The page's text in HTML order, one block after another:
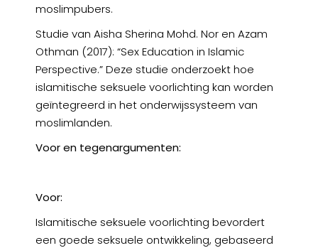
moslimpubers.
Studie van Aisha Sherina Mohd. Nor en Azam
Othman (2017): “Sex Education in Islamic
Perspective.” Deze studie onderzoekt hoe
islamitische seksuele voorlichting kan worden
geïntegreerd in het onderwijssysteem van
moslimlanden.
Voor en tegenargumenten:
Voor:
Islamitische seksuele voorlichting bevordert
een goede seksuele ontwikkeling, gebaseerd